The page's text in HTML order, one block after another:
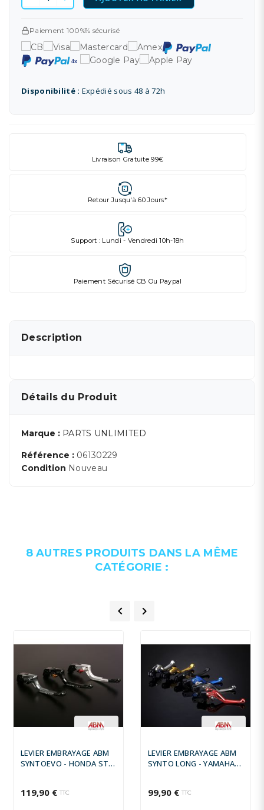
Paiement 100%% sécurisé
Disponibilité : Expédié sous 48 à 72h
Livraison Gratuite 99€
Retour Jusqu'à 60 Jours*
Support : Lundi - Vendredi 10h-18h
Paiement Sécurisé CB Ou Paypal
Description
Détails du Produit
Marque : PARTS UNLIMITED
Référence : 06130229
Condition Nouveau
8 AUTRES PRODUITS DANS LA MÊME
CATÉGORIE :
 
LEVIER EMBRAYAGE ABM
SYNTOEVO - HONDA ST
119,90 € TTC
LEVIER EMBRAYAGE ABM
SYNTO LONG - YAMAHA
99,90 € TTC